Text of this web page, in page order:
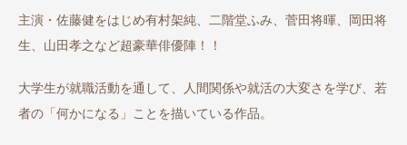
主演・佐藤健をはじめ有村架純、二階堂ふみ、菅田将暉、岡田将
生、山田孝之など超豪華俳優陣！！
大学生が就職活動を通して、人間関係や就活の大変さを学び、若
者の「何かになる」ことを描いている作品。